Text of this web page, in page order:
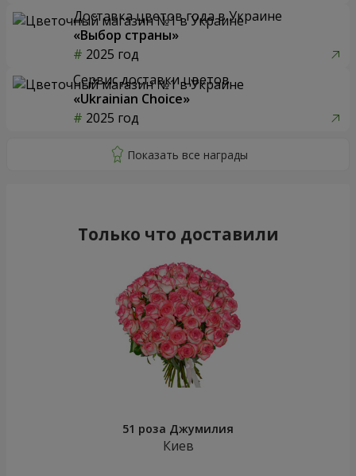
Доставка цветов года в Украине
«Выбор страны»
2025 год
Сервис доставки цветов
«Ukrainian Choice»
2025 год
Только что доставили
51 роза Джумилия
Киев